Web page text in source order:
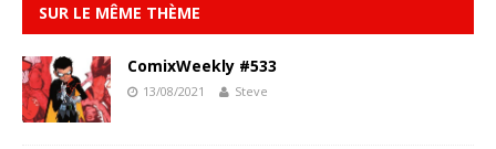
SUR LE MÊME THÈME
ComixWeekly #533
13/08/2021 Steve